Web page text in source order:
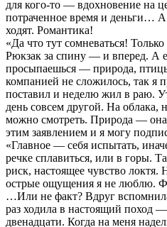
для кого-то — вдохновение на
потраченное время и деньги…
ходят. Романтика!
«Да что тут сомневаться!
Рюкзак за спину — и вперед. А
просыпаешься — природа,
компанией не сложилось, так я
поставил и неделю жил в раю.
день совсем другой. На облака,
можно смотреть. Природа —
этим заявлением и я могу
«Главное — себя испытать,
речке сплавиться, или в горы.
риск, настоящее чувство
острые ощущения я не люблю.
…Или не факт? Вдруг
раз ходила в настоящий поход
двенадцати. Когда на меня